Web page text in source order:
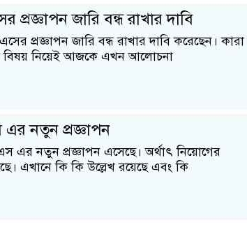
প্রজ্ঞাপন জারি বন্ধ রাখার দাবি
প্রজ্ঞাপন জারি বন্ধ রাখার দাবি করেছেন। কারা
বিষয় নিয়েই আজকে এখন আলোচনা
নতুন প্রজ্ঞাপন
এর নতুন প্রজ্ঞাপন এসেছে। অর্থাৎ নিয়োগের
এখানে কি কি উল্লেখ রয়েছে এবং কি